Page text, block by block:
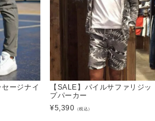
セージナイ
【SALE】パイルサファリジッ
プパーカー
¥5,390 （税込）